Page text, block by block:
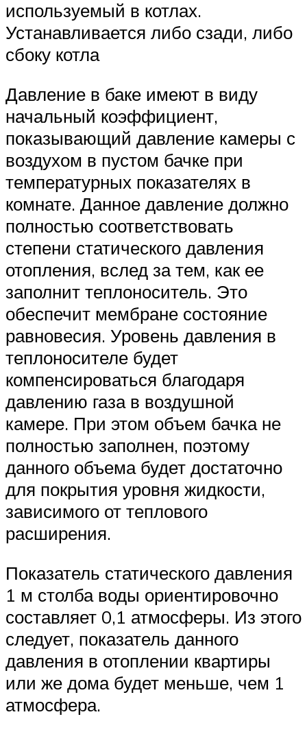
используемый в котлах.
Устанавливается либо сзади, либо
сбоку котла
Давление в баке имеют в виду
начальный коэффициент,
показывающий давление камеры с
воздухом в пустом бачке при
температурных показателях в
комнате. Данное давление должно
полностью соответствовать
степени статического давления
отопления, вслед за тем, как ее
заполнит теплоноситель. Это
обеспечит мембране состояние
равновесия. Уровень давления в
теплоносителе будет
компенсироваться благодаря
давлению газа в воздушной
камере. При этом объем бачка не
полностью заполнен, поэтому
данного объема будет достаточно
для покрытия уровня жидкости,
зависимого от теплового
расширения.
Показатель статического давления
1 м столба воды ориентировочно
составляет 0,1 атмосферы. Из этого
следует, показатель данного
давления в отоплении квартиры
или же дома будет меньше, чем 1
атмосфера.